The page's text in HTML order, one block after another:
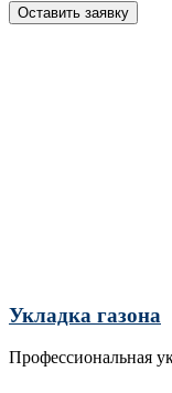
Оставить заявку
Укладка газона
Профессиональная